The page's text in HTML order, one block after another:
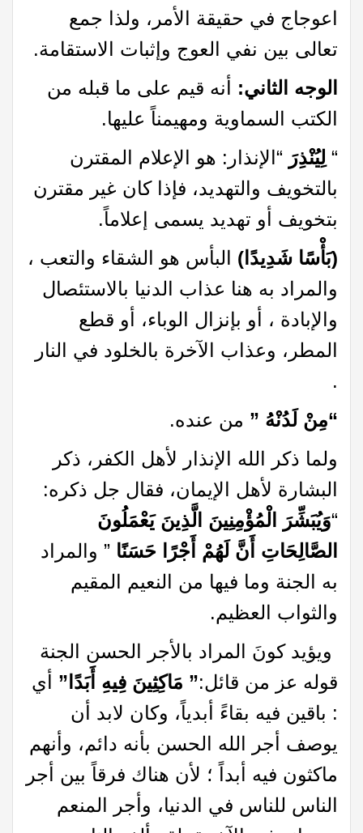
اعوجاج في حقيقة الأمر، ولذا جمع
تعالى بين نفي العوج وإثبات الاستقامة.
الوجه الثاني: أنه قيم على ما قبله من
الكتب السماوية ومهيمناً عليها.
“ لِيُنْذِرَ “الإنذار: هو الإعلام المقترن
بالتخويف والتهديد، فإذا كان غير مقترن
بتخويف أو تهديد يسمى إعلاماً.
(بَأْسًا شَدِيدًا) البأس هو الشقاء والتعب ،
والمراد به هنا عذاب الدنيا بالاستئصال
والإبادة ، أو بإنزال الوباء، أو قطع
المطر، وعذاب الآخرة بالخلود في النار
.
“مِنْ لَدُنْهُ ” من عنده.
ولما ذكر الله الإنذار لأهل الكفر، ذكر
البشارة لأهل الإيمان، فقال جل ذكره:
“وَيُبَشِّرَ الْمُؤْمِنِينَ الَّذِينَ يَعْمَلُونَ
الصَّالِحَاتِ أَنَّ لَهُمْ أَجْرًا حَسَنًا ” والمراد
به الجنة وما فيها من النعيم المقيم
والثواب العظيم.
ويؤيد كونَ المراد بالأجر الحسن الجنة
قوله عز من قائل:” مَاكِثِينَ فِيهِ أَبَدًا” أي
: باقين فيه بقاءً أبدياً، وكان لابد أن
يوصف أجر الله الحسن بأنه دائم، وأنهم
ماكثون فيه أبداً ؛ لأن هناك فرقاً بين أجر
الناس للناس في الدنيا، وأجر المنعم